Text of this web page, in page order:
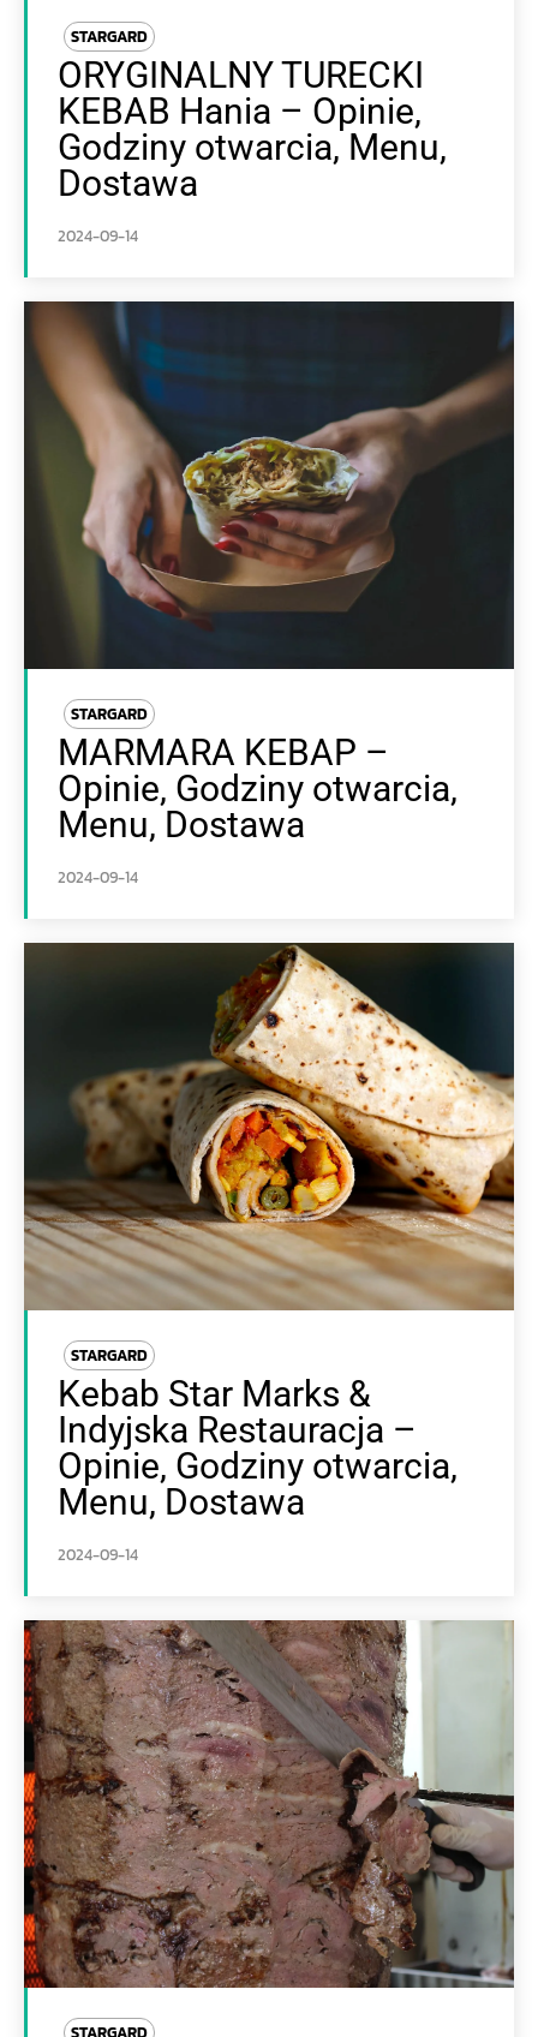
STARGARD
ORYGINALNY TURECKI
KEBAB Hania – Opinie,
Godziny otwarcia, Menu,
Dostawa
2024-09-14
STARGARD
MARMARA KEBAP –
Opinie, Godziny otwarcia,
Menu, Dostawa
2024-09-14
STARGARD
Kebab Star Marks &
Indyjska Restauracja –
Opinie, Godziny otwarcia,
Menu, Dostawa
2024-09-14